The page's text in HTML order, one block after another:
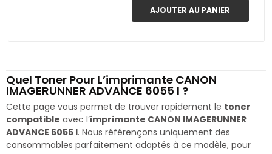
AJOUTER AU PANIER
Quel Toner Pour L’imprimante CANON
IMAGERUNNER ADVANCE 6055 I ?
Cette page vous permet de trouver rapidement le toner
compatible avec l’imprimante CANON IMAGERUNNER
ADVANCE 6055 I. Nous référençons uniquement des
consommables parfaitement adaptés à ce modèle, pour